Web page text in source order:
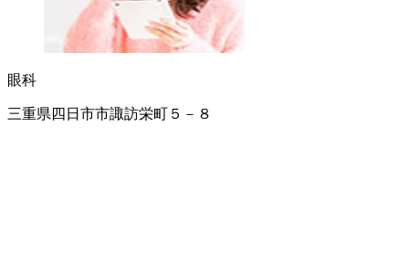
眼科
三重県四日市市諏訪栄町５－８